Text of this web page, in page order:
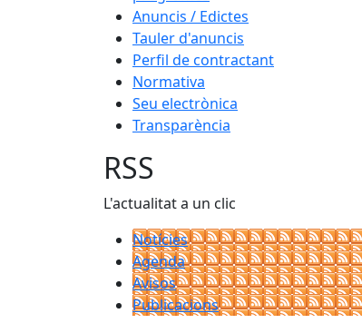
Anuncis / Edictes
Tauler d'anuncis
Perfil de contractant
Normativa
Seu electrònica
Transparència
RSS
L'actualitat a un clic
Notícies
Agenda
Avisos
Publicacions